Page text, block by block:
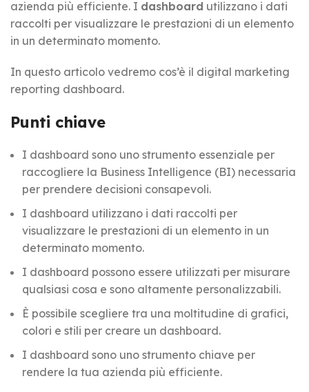
azienda più efficiente. I dashboard utilizzano i dati
raccolti per visualizzare le prestazioni di un elemento
in un determinato momento.
In questo articolo vedremo cos’è il digital marketing
reporting dashboard.
Punti chiave
I dashboard sono uno strumento essenziale per
raccogliere la Business Intelligence (BI) necessaria
per prendere decisioni consapevoli.
I dashboard utilizzano i dati raccolti per
visualizzare le prestazioni di un elemento in un
determinato momento.
I dashboard possono essere utilizzati per misurare
qualsiasi cosa e sono altamente personalizzabili.
È possibile scegliere tra una moltitudine di grafici,
colori e stili per creare un dashboard.
I dashboard sono uno strumento chiave per
rendere la tua azienda più efficiente.